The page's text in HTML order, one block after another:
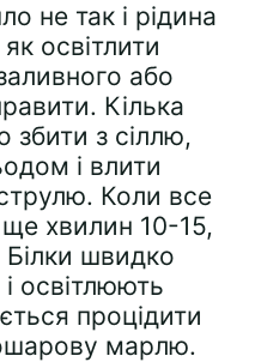
не так і рідина
освітлити
або
Кілька
збити з сіллю,
і влити
Коли все
хвилин 10-15,
швидко
освітлюють
процідити
марлю.